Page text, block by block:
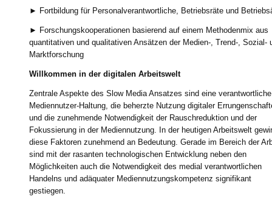
► Fortbildung für Personalverantwortliche, Betriebsräte und
► Forschungskooperationen basierend auf einem Methodenmix aus
quantitativen und qualitativen Ansätzen der Medien-, Trend-, Sozial-
Marktforschung
Willkommen in der digitalen Arbeitswelt
Zentrale Aspekte des Slow Media Ansatzes sind eine verantwortliche
Mediennutzer-Haltung, die beherzte Nutzung digitaler
und die zunehmende Notwendigkeit der Rauschreduktion und der
Fokussierung in der Mediennutzung. In der heutigen Arbeitswelt
diese Faktoren zunehmend an Bedeutung. Gerade im Bereich der
sind mit der rasanten technologischen Entwicklung neben den
Möglichkeiten auch die Notwendigkeit des medial verantwortlichen
Handelns und adäquater Mediennutzungskompetenz signifikant
gestiegen.